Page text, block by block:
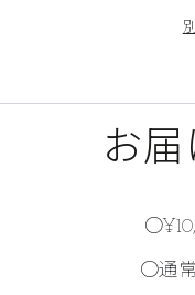
お届
○通